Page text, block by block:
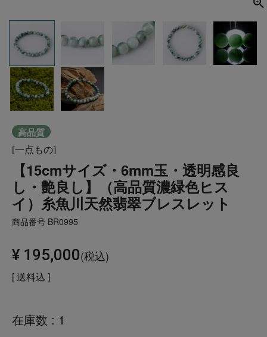
高品質
[一点もの]
【15cmサイズ・6mm玉・透明感良
し・艶良し】（高品質濃緑色ヒス
イ）糸魚川天然翡翠ブレスレット
商品番号 BR0995
¥ 195,000 税込
送料込
在庫数 1